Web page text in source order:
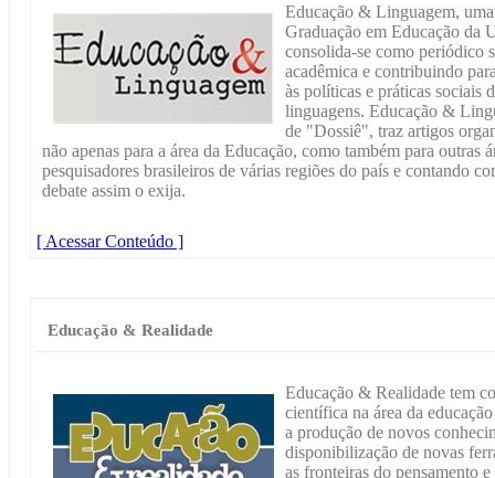
Educação & Linguagem,
Graduação em Educação da
consolida-se como periódico
acadêmica e contribuindo
às políticas e práticas sociais
linguagens. Educação &
de "Dossiê", traz artigos
não apenas para a área da Educação, como também para outras
pesquisadores brasileiros de várias regiões do país e contando
debate assim o exija.
[ Acessar Conteúdo ]
Educação & Realidade
Educação & Realidade tem
científica na área da
a produção de novos
disponibilização de novas
as fronteiras do pensamento